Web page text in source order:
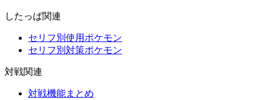
したっぱ関連
セリフ別使用ポケモン
セリフ別対策ポケモン
対戦関連
対戦機能まとめ